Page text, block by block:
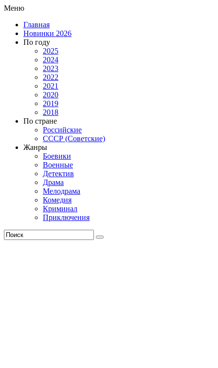
Меню
Главная
Новинки 2026
По году
2025
2024
2023
2022
2021
2020
2019
2018
По стране
Российские
СССР (Советские)
Жанры
Боевики
Военные
Детектив
Драма
Мелодрама
Комедия
Криминал
Приключения